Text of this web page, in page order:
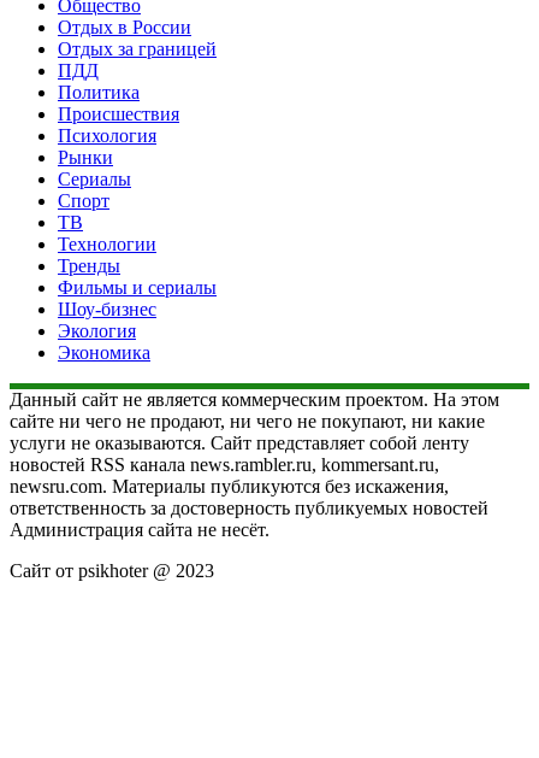
Общество
Отдых в России
Отдых за границей
ПДД
Политика
Происшествия
Психология
Рынки
Сериалы
Спорт
ТВ
Технологии
Тренды
Фильмы и сериалы
Шоу-бизнес
Экология
Экономика
Данный сайт не является коммерческим проектом. На этом
сайте ни чего не продают, ни чего не покупают, ни какие
услуги не оказываются. Сайт представляет собой ленту
новостей RSS канала news.rambler.ru, kommersant.ru,
newsru.com. Материалы публикуются без искажения,
ответственность за достоверность публикуемых новостей
Администрация сайта не несёт.
Сайт от psikhoter @ 2023